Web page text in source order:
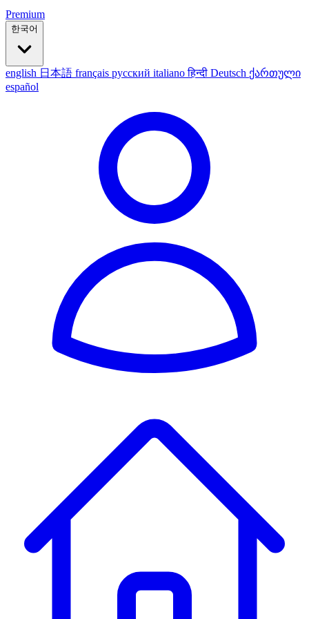
Premium
한국어
english 日本語 français русский italianoहिन्दी Deutsch ქართული
español